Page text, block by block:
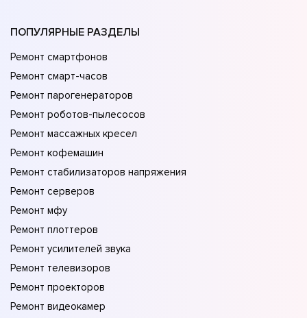
ПОПУЛЯРНЫЕ РАЗДЕЛЫ
Ремонт смартфонов
Ремонт смарт-часов
Ремонт парогенераторов
Ремонт роботов-пылесосов
Ремонт массажных кресел
Ремонт кофемашин
Ремонт стабилизаторов напряжения
Ремонт серверов
Ремонт мфу
Ремонт плоттеров
Ремонт усилителей звука
Ремонт телевизоров
Ремонт проекторов
Ремонт видеокамер